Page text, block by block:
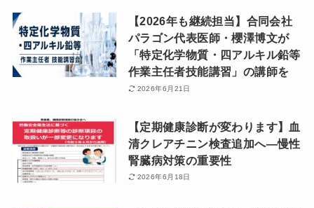
【2026年も継続担当】合同会社
パラゴン代表医師・櫻澤博文が
「特定化学物質・四アルキル鉛等
作業主任者技能講習」の講師を
2026年6月21日
【定期健康診断が変わります】血
清クレアチニン検査追加へ―慢性
腎臓病対策の重要性
2026年6月18日